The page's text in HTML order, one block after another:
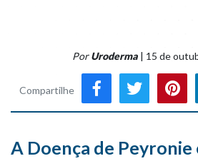
PorUroderma | 15 de
Compartilhe
A Doença de Peyronie